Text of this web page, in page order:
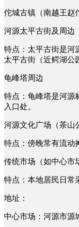
佗城古镇（南越王赵
河源太平古街及周边
特点：太平古街是河
太平古街（近鳄湖公
龟峰塔周边
特点：龟峰塔是河源
入口处。
河源文化广场（茶山
特点：傍晚常有流动
传统市场（如中心市
特点：本地居民日常
地址：
中心市场：河源市源